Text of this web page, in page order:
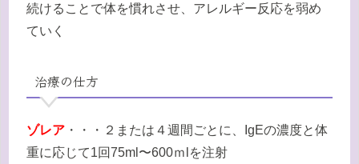
続けることで体を慣れさせ、アレルギー反応を弱め
ていく
治療の仕方
ゾレア ・・・２または４週間ごとに、IgEの濃度と体
重に応じて1回75ml〜600ｍlを注射